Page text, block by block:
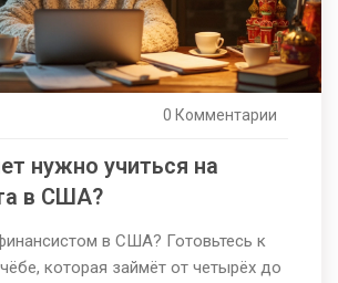
0 Комментарии
нужно учиться на
в США?
в США? Готовьтесь к
которая займёт от четырёх до